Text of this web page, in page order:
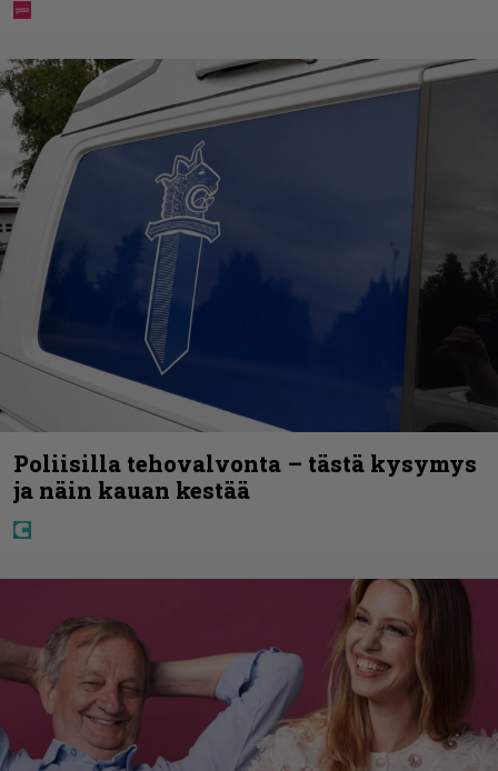
Poliisilla tehovalvonta – tästä kysymys
ja näin kauan kestää